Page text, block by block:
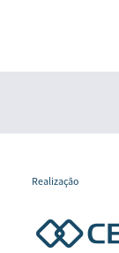
Realização